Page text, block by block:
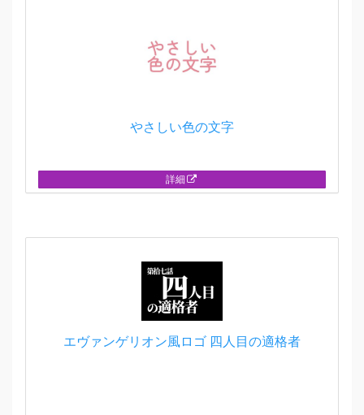
やさしい色の文字
詳細
エヴァンゲリオン風ロゴ 四人目の適格者